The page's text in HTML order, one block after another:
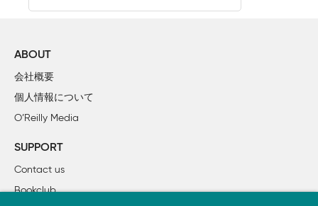
ABOUT
会社概要
個人情報について
O’Reilly Media
SUPPORT
Contact us
Bookclub